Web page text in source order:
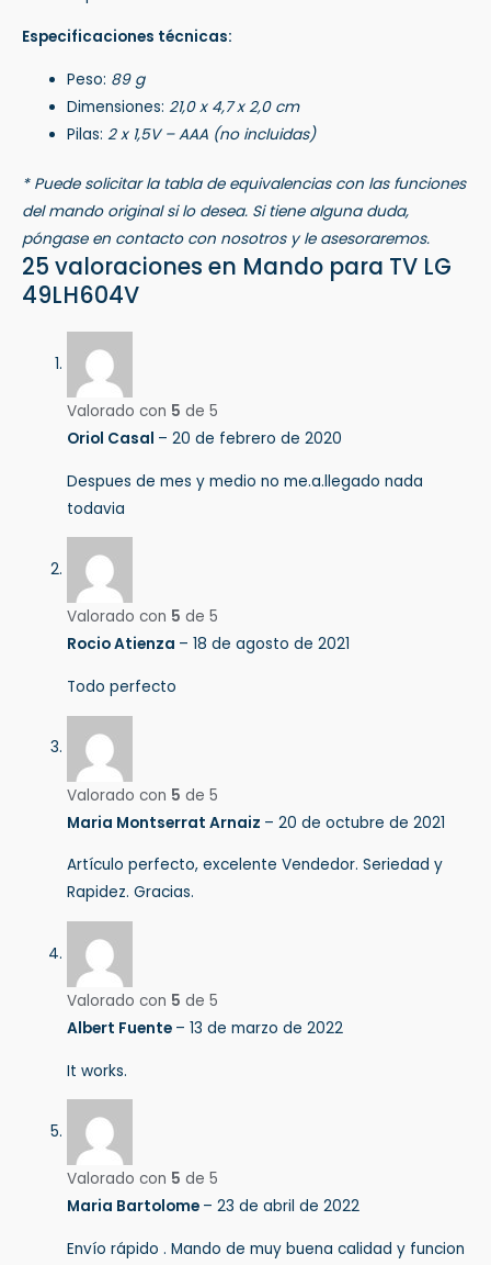
Especificaciones técnicas:
Peso: 89 g
Dimensiones:21,0 x 4,7 x 2,0 cm
Pilas:2 x 1,5V – AAA (no incluidas)
* Puede solicitar la tabla de equivalencias con las funciones
del mando original si lo desea. Si tiene alguna duda,
póngase en contacto con nosotros y le asesoraremos.
25 valoraciones en Mando para TV LG
49LH604V
Valorado con 5 de 5
Oriol Casal – 20 de febrero de 2020
Despues de mes y medio no me.a.llegado nada
todavia
Valorado con 5 de 5
Rocio Atienza – 18 de agosto de 2021
Todo perfecto
Valorado con 5 de 5
Maria Montserrat Arnaiz – 20 de octubre de 2021
Artículo perfecto, excelente Vendedor. Seriedad y
Rapidez. Gracias.
Valorado con 5 de 5
Albert Fuente – 13 de marzo de 2022
It works.
Valorado con 5 de 5
Maria Bartolome – 23 de abril de 2022
Envío rápido . Mando de muy buena calidad y funcion